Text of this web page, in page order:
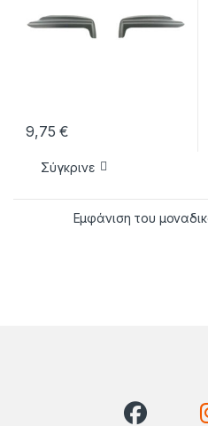
9,75€
Σύγκρινε
Εμφάνιση του